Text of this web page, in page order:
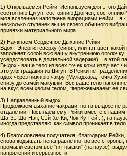
1) Открываемся Рейки. Используем для этого
состоянию Цигун, состоянию Дзогчен,
моя вселенная наполнена вибрациями Рейки... я
несколько ступенек выше своего обычного
привязки материального мира...
2) Начинаем Сердечное Дыхание Рейки.
Вдох - Энергия сверху (синяя, или тот цвет,
заполняет собой всю вашу внутреннюю
усердствовать в длительной задержке)... в этой
Выдох - ваше тело из всех точек кожи излучает
это уже градация из Цигун. В Рейки нет
вдох через нижнюю чакру (Муладхара, точка
снизу до самой макушки. Все ваше тело
на вкус всем своим телом, "пережевываем" ее
3) Направленный выдох
Продолжаем дыхание чакрами, но на выдохе не
отдалении. Посылаем ему Рейки вместе с нашим
Ша-Зэ-Шо-Нэн, Сэй-Хе-Ки, Чок-Ку-Рей...), на
иногда представляю, как символ проникает в
4) Благословляем получателя, благодарим
снова подышать ненаправленно, во все стороны,
промыли светом все "пятнышки" (на паузе);
напряжений и серьезности.